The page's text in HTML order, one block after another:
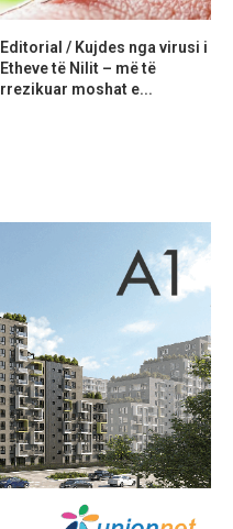
Editorial / Kujdes nga virusi i
Etheve të Nilit – më të
rrezikuar moshat e...